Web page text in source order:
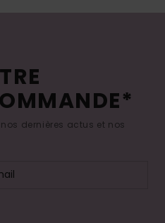
dernières actus et nos